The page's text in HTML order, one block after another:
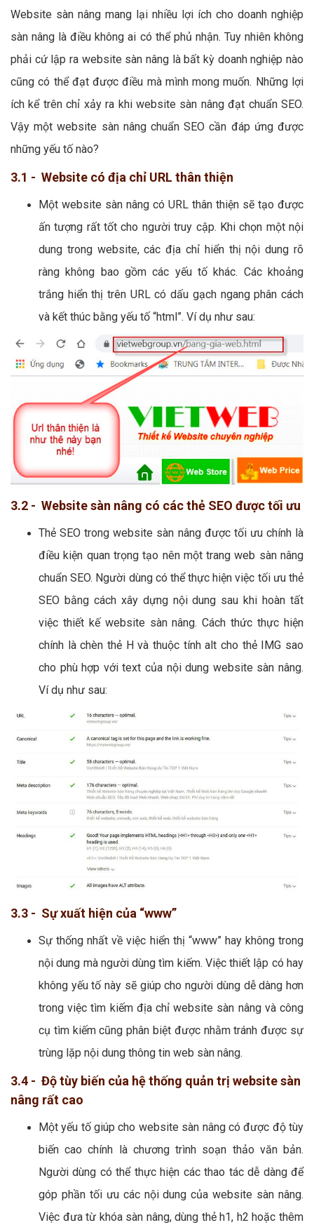
Website sàn nâng mang lại nhiều lợi ích cho doanh nghiệp
sàn nâng là điều không ai có thể phủ nhận. Tuy nhiên không
phải cứ lập ra website sàn nâng là bất kỳ doanh nghiệp nào
cũng có thể đạt được điều mà mình mong muốn. Những lợi
ích kể trên chỉ xảy ra khi website sàn nâng đạt chuẩn SEO.
Vậy một website sàn nâng chuẩn SEO cần đáp ứng được
những yếu tố nào?
3.1 - Website có địa chỉ URL thân thiện
Một website sàn nâng có URL thân thiện sẽ tạo được
ấn tượng rất tốt cho người truy cập. Khi chọn một nội
dung trong website, các địa chỉ hiển thị nội dung rõ
ràng không bao gồm các yếu tố khác. Các khoảng
trắng hiển thị trên URL có dấu gạch ngang phân cách
và kết thúc bằng yếu tố “html”. Ví dụ như sau:
3.2 - Website sàn nâng có các thẻ SEO được tối ưu
Thẻ SEO trong website sàn nâng được tối ưu chính là
điều kiện quan trọng tạo nên một trang web sàn nâng
chuẩn SEO. Người dùng có thể thực hiện việc tối ưu thẻ
SEO bằng cách xây dựng nội dung sau khi hoàn tất
việc thiết kế website sàn nâng. Cách thức thực hiện
chính là chèn thẻ H và thuộc tính alt cho thẻ IMG sao
cho phù hợp với text của nội dung website sàn nâng.
Ví dụ như sau:
3.3 - Sự xuất hiện của “www”
Sự thống nhất về việc hiển thị “www” hay không trong
nội dung mà người dùng tìm kiếm. Việc thiết lập có hay
không yếu tố này sẽ giúp cho người dùng dễ dàng hơn
trong việc tìm kiếm địa chỉ website sàn nâng và công
cụ tìm kiếm cũng phân biệt được nhằm tránh được sự
trùng lặp nội dung thông tin web sàn nâng.
3.4 - Độ tùy biến của hệ thống quản trị website sàn
nâng rất cao
Một yếu tố giúp cho website sàn nâng có được độ tùy
biến cao chính là chương trình soạn thảo văn bản.
Người dùng có thể thực hiện các thao tác dễ dàng để
góp phần tối ưu các nội dung của website sàn nâng.
Việc đưa từ khóa sàn nâng, dùng thẻ h1, h2 hoặc thêm